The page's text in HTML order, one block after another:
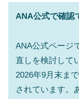
ANA公式で確認
ANA公式ページ
直しを検討して
2026年9月末ま
されています。